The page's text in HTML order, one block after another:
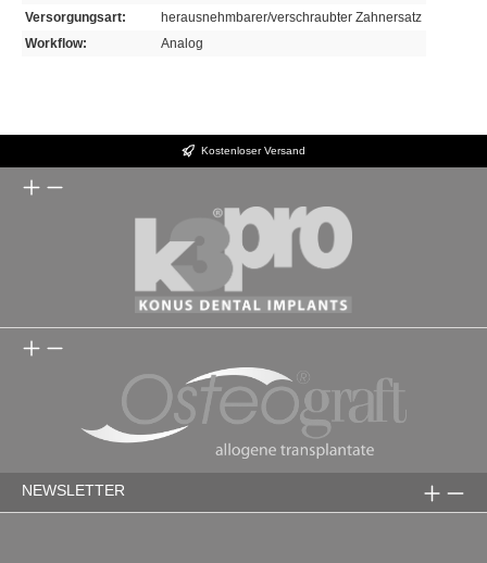
Versorgungsart:
herausnehmbarer/verschraubter Zahnersatz
Workflow:
Analog
Kostenloser Versand
NEWSLETTER